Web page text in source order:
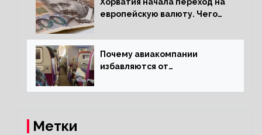
европейскую валюту. Чего
Почему авиакомпании
избавляются от
Метки